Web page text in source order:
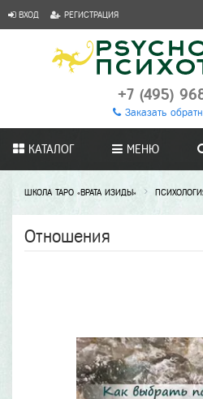
ВХОД РЕГИСТРАЦИЯ
+7 (495)
Заказать
КАТАЛОГ МЕНЮ
ШКОЛА ТАРО «ВРАТА ИЗИДЫ»
Отношения